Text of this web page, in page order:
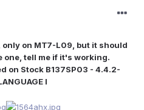
only on MT7-L09, but it should
one, tell me if it's working.
on Stock B137SP03 - 4.4.2-
l